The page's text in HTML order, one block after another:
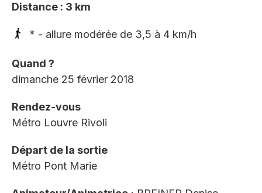
Distance : 3 km
* - allure modérée de 3,5 à 4 km/h
Quand ?
dimanche 25 février 2018
Rendez-vous
Métro Louvre Rivoli
Départ de la sortie
Métro Pont Marie